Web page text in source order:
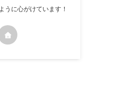
うに心がけています！